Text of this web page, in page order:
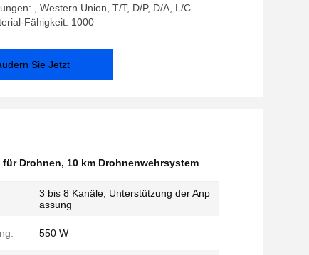
, Western Union, T/T, D/P, D/A, L/C.
Fähigkeit: 1000
Sie Jetzt
Drohnen, 10 km Drohnenwehrsystem
3 bis 8 Kanäle, Unterstützung der Anp
assung
550 W